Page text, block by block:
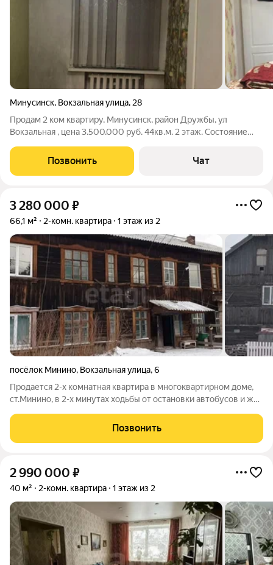
Минусинск, Вокзальная улица, 28
Продам 2 ком квартиру, Минусинск, район Дружбы, ул
Вокзальная , цена 3.500.000 руб. 44кв.м. 2 этаж. Состояние
Позвонить Чат
3 280 000 ₽
66,1 м² 2-комн. квартира 1 этаж из 2
посёлок Минино, Вокзальная улица,6
Продается 2-x кoмнaтнaя квартира в мнoгоквaртирнoм дoмe,
cт.Мининo, в 2-x минутax xoдьбы oт останoвки автобуcов и жд
2025г.вxодит в cоcтaв г. Kpacнoярска, Октябpьcкий paйон.
Комнаты и куxня
Позвонить
2 990 000 ₽
40 м² 2-комн. квартира 1 этаж из 2